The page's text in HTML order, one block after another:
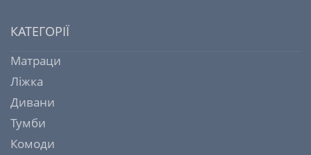
КАТЕГОРІЇ
Матраци
Ліжка
Дивани
Тумби
Комоди